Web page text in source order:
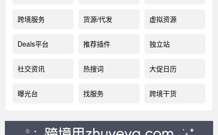
跨境服务 货源/代发 虚拟资源
Deals平台 推荐插件 独立站
社交资讯 热搜词 大促日历
曝光台 找服务 跨境干货